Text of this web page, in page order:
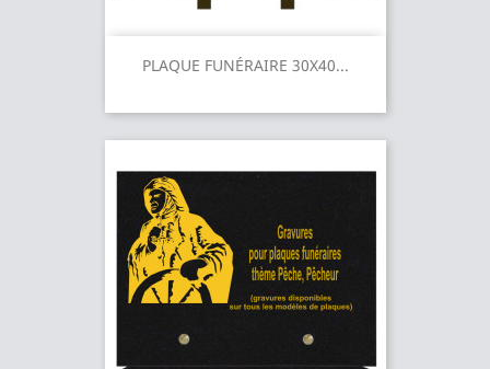
PLAQUE FUNÉRAIRE 30X40...